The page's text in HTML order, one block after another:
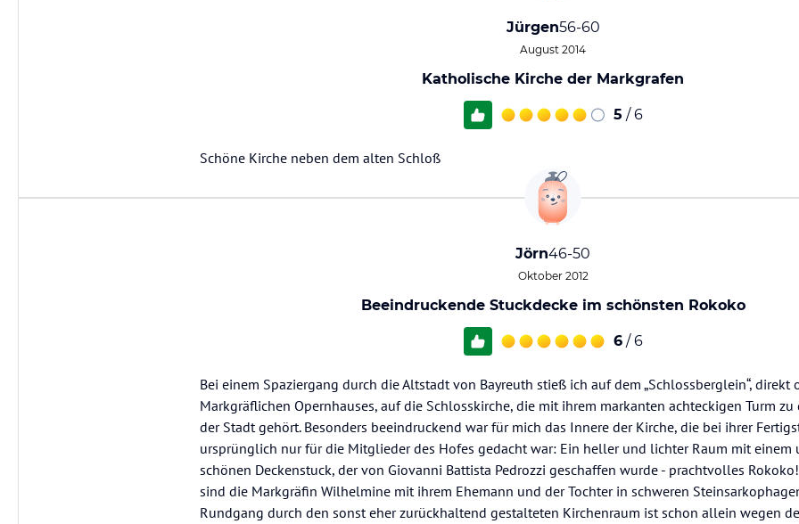
Jürgen56-60
August 2014
Katholische Kirche der Markgrafen
5 / 6
Schöne Kirche neben dem alten Schloß
Jörn46-50
Oktober 2012
Beeindruckende Stuckdecke im schönsten Rokoko
6 / 6
Bei einem Spaziergang durch die Altstadt von Bayreuth stieß ich auf dem „Schlossberglein“, direkt
Markgräflichen Opernhauses, auf die Schlosskirche, die mit ihrem markanten achteckigen Turm zu
der Stadt gehört. Besonders beeindruckend war für mich das Innere der Kirche, die bei ihrer
ursprünglich nur für die Mitglieder des Hofes gedacht war: Ein heller und lichter Raum mit einem
schönen Deckenstuck, der von Giovanni Battista Pedrozzi geschaffen wurde - prachtvolles
sind die Markgräfin Wilhelmine mit ihrem Ehemann und der Tochter in schweren
Rundgang durch den sonst eher zurückhaltend gestalteten Kirchenraum ist schon allein wegen